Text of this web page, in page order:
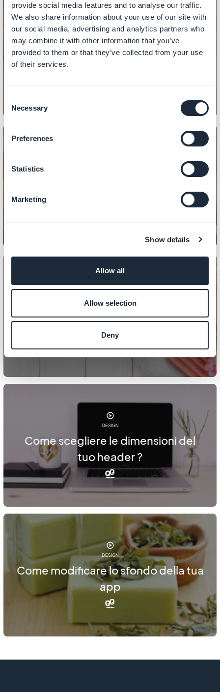
provide social media features and to analyse our traffic.
We also share information about your use of our site with
our social media, advertising and analytics partners who
may combine it with other information that you’ve
provided to them or that they’ve collected from your use
of their services.
Selection
Necessary
Preferences
Statistics
Marketing
Show details
Allow all
Allow selection
Deny
Come impostare il design delle tue
Come copiare il design di una
DESIGN
Come impostare la tua home page
DESIGN
Come scegliere le dimensioni del
tuo header ?
DESIGN
Come modificare lo sfondo della tua
app